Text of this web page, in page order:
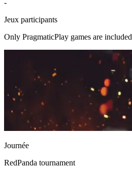
-
Jeux participants
Only PragmaticPlay games are included
Journée
RedPanda tournament